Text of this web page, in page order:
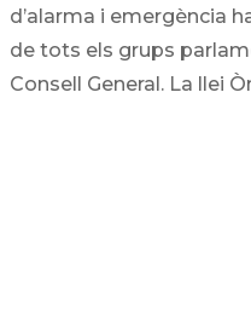
d’alarma i emergència
de tots els grups
Consell General. La llei